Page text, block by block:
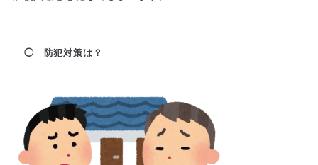
◯ 防犯対策は？